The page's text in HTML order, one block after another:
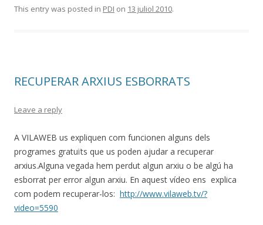
e
k
itt m
ix
This entry was posted in PDI on 13 juliol 2010.
RECUPERAR ARXIUS ESBORRATS
Leave a reply
A VILAWEB us expliquen com funcionen alguns dels
programes gratuïts que us poden ajudar a recuperar
arxius.Alguna vegada hem perdut algun arxiu o be algú ha
esborrat per error algun arxiu. En aquest vídeo ens explica
com podem recuperar-los: http://www.vilaweb.tv/?
video=5590